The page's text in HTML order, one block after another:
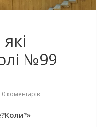
№99
0 коментарів